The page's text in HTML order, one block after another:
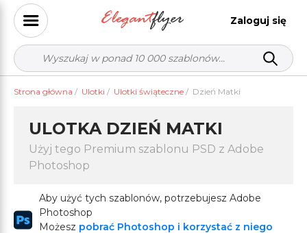
Zaloguj się
Strona główna / Ulotki / Ulotki świąteczne / Dzień Matki
ULOTKA DZIEŃ MATKI
Użyj tego Premium szablonu PSD z Adobe
Photoshop
Aby użyć tych szablonów, potrzebujesz Adobe
Photoshop
Możesz pobrać Photoshop i korzystać z niego